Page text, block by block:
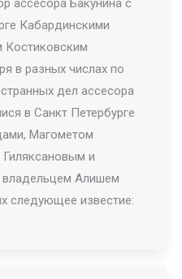
ассесора Бакунина с
Кабардинскими
в разных числах по
дел ассесора
в Санкт Петербурге
Магометом
и
Алишем
следующее известие: